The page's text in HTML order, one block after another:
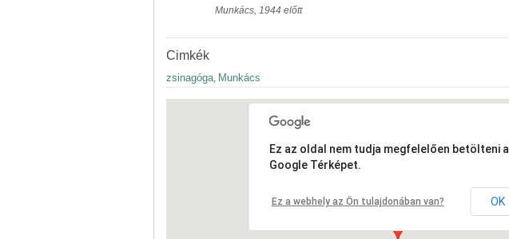
Munkács, 1944 előtt
Cimkék
zsinagóga, Munkács
Ez az oldal nem tudja megfelelően betölteni a
Google Térképet.
Ez a webhely az Ön tulajdonában van? OK